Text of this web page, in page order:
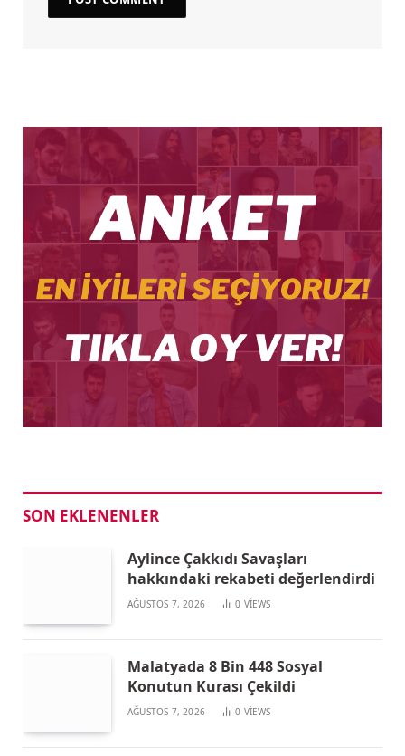
SON EKLENENLER
Aylince Çakkıdı Savaşları
hakkındaki rekabeti değerlendirdi
AĞUSTOS 7, 2026 0 VIEWS
Malatyada 8 Bin 448 Sosyal
Konutun Kurası Çekildi
AĞUSTOS 7, 2026 0 VIEWS